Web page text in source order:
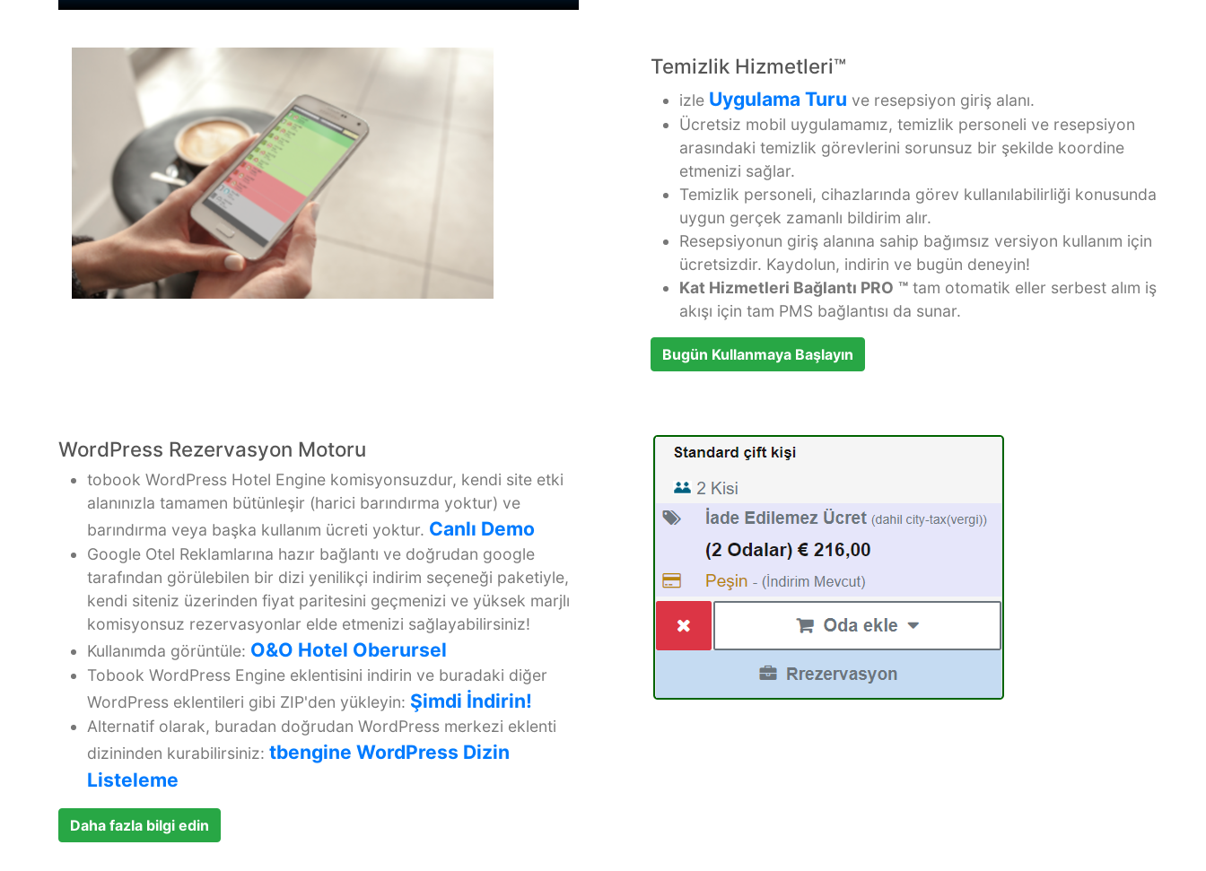
Temizlik Hizmetleri™
izle Uygulama Turu ve resepsiyon giriş alanı.
Ücretsiz mobil uygulamamız, temizlik personeli ve resepsiyon
arasındaki temizlik görevlerini sorunsuz bir şekilde koordine
etmenizi sağlar.
Temizlik personeli, cihazlarında görev kullanılabilirliği konusunda
uygun gerçek zamanlı bildirim alır.
Resepsiyonun giriş alanına sahip bağımsız versiyon kullanım için
ücretsizdir. Kaydolun, indirin ve bugün deneyin!
Kat Hizmetleri Bağlantı PRO ™ tam otomatik eller serbest alım iş
akışı için tam PMS bağlantısı da sunar.
Bugün Kullanmaya Başlayın
WordPress Rezervasyon Motoru
tobook WordPress Hotel Engine komisyonsuzdur, kendi site etki
alanınızla tamamen bütünleşir (harici barındırma yoktur) ve
barındırma veya başka kullanım ücreti yoktur. Canlı Demo
Google Otel Reklamlarına hazır bağlantı ve doğrudan google
tarafından görülebilen bir dizi yenilikçi indirim seçeneği paketiyle,
kendi siteniz üzerinden fiyat paritesini geçmenizi ve yüksek marjlı
komisyonsuz rezervasyonlar elde etmenizi sağlayabilirsiniz!
Kullanımda görüntüle: O&O Hotel Oberursel
Tobook WordPress Engine eklentisini indirin ve buradaki diğer
WordPress eklentileri gibi ZIP'den yükleyin: Şimdi İndirin!
Alternatif olarak, buradan doğrudan WordPress merkezi eklenti
dizininden kurabilirsiniz: tbengine WordPress Dizin
Listeleme
Daha fazla bilgi edin